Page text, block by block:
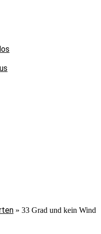
» 33 Grad und kein Wind